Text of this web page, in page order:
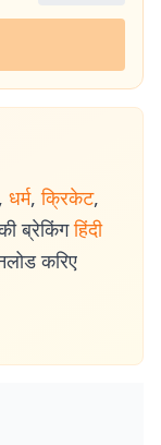
धर्म, क्रिकेट,
ब्रेकिंग हिंदी
करिए